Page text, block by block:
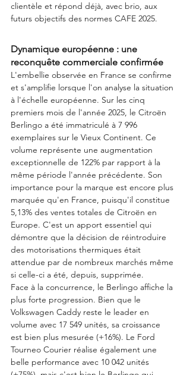
clientèle et répond déjà, avec brio, aux
futurs objectifs des normes CAFE 2025.
Dynamique européenne : une
reconquête commerciale confirmée
L'embellie observée en France se confirme
et s'amplifie lorsque l'on analyse la situation
à l'échelle européenne. Sur les cinq
premiers mois de l'année 2025, le Citroën
Berlingo a été immatriculé à 7 996
exemplaires sur le Vieux Continent. Ce
volume représente une augmentation
exceptionnelle de 122% par rapport à la
même période l'année précédente. Son
importance pour la marque est encore plus
marquée qu'en France, puisqu'il constitue
5,13% des ventes totales de Citroën en
Europe. C'est un apport essentiel qui
démontre que la décision de réintroduire
des motorisations thermiques était
attendue par de nombreux marchés même
si celle-ci a été, depuis, supprimée.
Face à la concurrence, le Berlingo affiche la
plus forte progression. Bien que le
Volkswagen Caddy reste le leader en
volume avec 17 549 unités, sa croissance
est bien plus mesurée (+16%). Le Ford
Tourneo Courier réalise également une
belle performance avec 10 042 unités